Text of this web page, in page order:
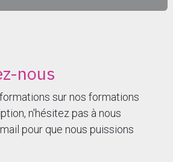
nous
sur nos formations
n'hésitez pas à nous
pour que nous puissions